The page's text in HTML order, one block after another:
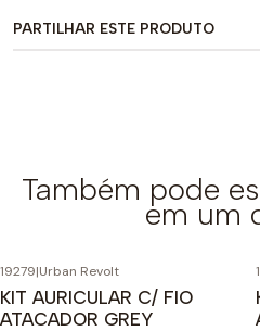
PARTILHAR ESTE PRODUTO
Também pode
em um
19279|Urban Revolt
KIT AURICULAR C/ FIO
ATACADOR GREY